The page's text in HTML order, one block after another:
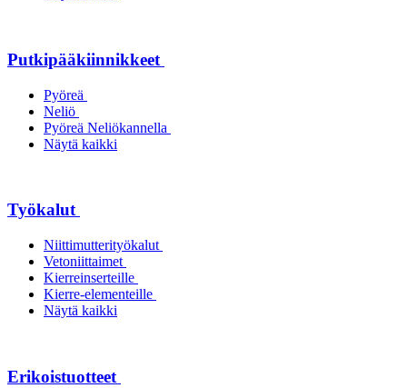
Putkipääkiinnikkeet
Pyöreä
Neliö
Pyöreä Neliökannella
Näytä kaikki
Työkalut
Niittimutterityökalut
Vetoniittaimet
Kierreinserteille
Kierre-elementeille
Näytä kaikki
Erikoistuotteet